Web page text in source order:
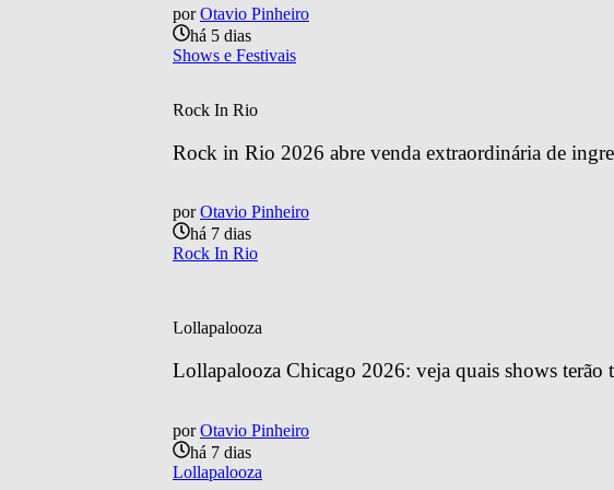
por Otavio Pinheiro
há 5 dias
Shows e Festivais
Rock In Rio
Rock in Rio 2026 abre venda extraordinária de
por Otavio Pinheiro
há 7 dias
Rock In Rio
Lollapalooza
Lollapalooza Chicago 2026: veja quais shows
por Otavio Pinheiro
há 7 dias
Lollapalooza